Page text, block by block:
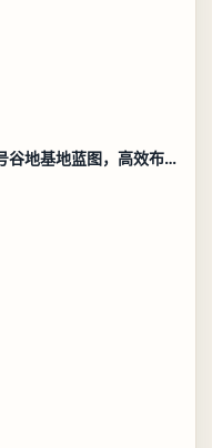
明日方舟终末地25级四号谷地基地蓝图，高效布局规划